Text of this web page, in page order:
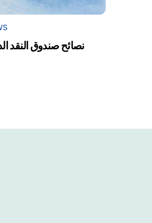
نصائح صندوق النقد